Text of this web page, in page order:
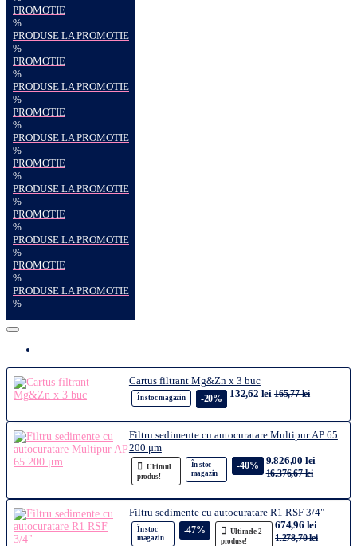
PROMOTIE
%
PRODUSE LA PROMOTIE
%
PROMOTIE
%
PRODUSE LA PROMOTIE
%
PROMOTIE
%
PRODUSE LA PROMOTIE
%
PROMOTIE
%
PRODUSE LA PROMOTIE
%
PROMOTIE
%
PRODUSE LA PROMOTIE
%
PROMOTIE
%
PRODUSE LA PROMOTIE
%
Cartus filtrant Mg&Zn x 3 buc
În stoc magazin -20% 132,62 lei 165,77 lei
Filtru sedimente cu autocuratare Multipur AP 65
200 μm
Ultimul
produs!
În stoc
magazin
-40% 9.826,00 lei
16.376,67 lei
Filtru sedimente cu autocuratare R1 RSF 3/4"
Ultimele 2
produse!
În stoc
magazin
-47% 674,96 lei
1.278,70 lei